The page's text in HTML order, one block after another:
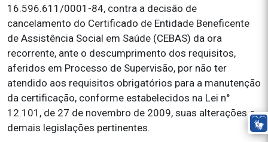
16.596.611/0001-84, contra a decisão de
cancelamento do Certificado de Entidade Beneficente
de Assistência Social em Saúde (CEBAS) da ora
recorrente, ante o descumprimento dos requisitos,
aferidos em Processo de Supervisão, por não ter
atendido aos requisitos obrigatórios para a manutenção
da certificação, conforme estabelecidos na Lei n°
12.101, de 27 de novembro de 2009, suas alterações e
demais legislações pertinentes.